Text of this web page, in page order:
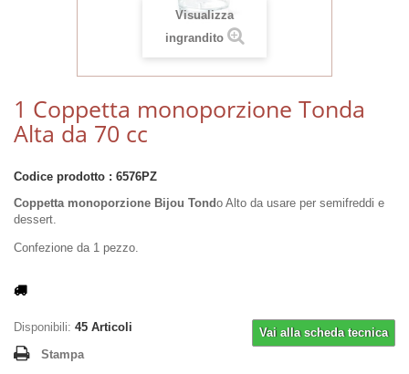
Visualizza
ingrandito
1 Coppetta monoporzione Tonda
Alta da 70 cc
Codice prodotto : 6576PZ
Coppetta monoporzione Bijou Tondo Alto da usare per semifreddi e
dessert.
Confezione da 1 pezzo.
Vai alla scheda tecnica
Disponibili: 45 Articoli
Stampa